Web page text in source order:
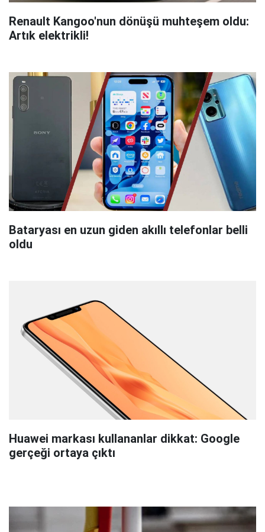
Renault Kangoo'nun dönüşü muhteşem oldu:
Artık elektrikli!
Bataryası en uzun giden akıllı telefonlar belli
oldu
Huawei markası kullananlar dikkat: Google
gerçeği ortaya çıktı